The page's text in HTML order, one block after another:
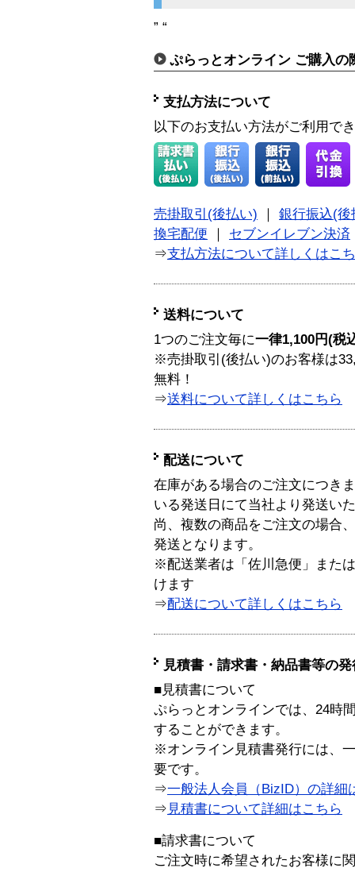
” “
ぷらっとオンライン ご購入の
支払方法について
以下のお支払い方法がご利用で
売掛取引(後払い)
銀行振込(後
換宅配便
セブンイレブン決済
⇒支払方法について詳しくはこ
送料について
1つのご注文毎に一律1,100円(税
※売掛取引(後払い)のお客様は
無料！
⇒送料について詳しくはこちら
配送について
在庫がある場合のご注文につき
いる発送日にて当社より発送い
尚、複数の商品をご注文の場合
発送となります。
※配送業者は「佐川急便」また
けます
⇒配送について詳しくはこちら
見積書・請求書・納品書等の
■見積書について
ぷらっとオンラインでは、24時
することができます。
※オンライン見積書発行には、
要です。
⇒一般法人会員（BizID）の詳細
⇒ 見積書について詳細はこちら
■請求書について
ご注文時に希望されたお客様に